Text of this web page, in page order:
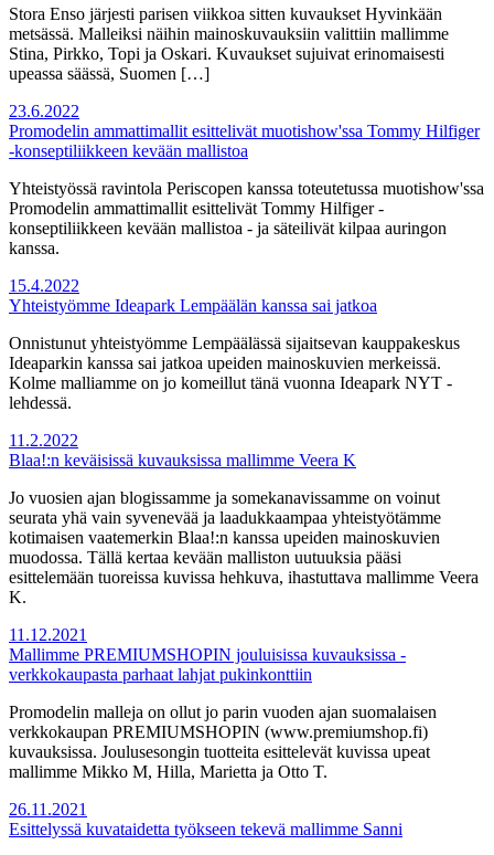
Stora Enso järjesti parisen viikkoa sitten kuvaukset Hyvinkään
metsässä. Malleiksi näihin mainoskuvauksiin valittiin mallimme
Stina, Pirkko, Topi ja Oskari. Kuvaukset sujuivat erinomaisesti
upeassa säässä, Suomen […]
23.6.2022
Promodelin ammattimallit esittelivät muotishow'ssa Tommy Hilfiger
-konseptiliikkeen kevään mallistoa
Yhteistyössä ravintola Periscopen kanssa toteutetussa muotishow'ssa
Promodelin ammattimallit esittelivät Tommy Hilfiger -
konseptiliikkeen kevään mallistoa - ja säteilivät kilpaa auringon
kanssa.
15.4.2022
Yhteistyömme Ideapark Lempäälän kanssa sai jatkoa
Onnistunut yhteistyömme Lempäälässä sijaitsevan kauppakeskus
Ideaparkin kanssa sai jatkoa upeiden mainoskuvien merkeissä.
Kolme malliamme on jo komeillut tänä vuonna Ideapark NYT -
lehdessä.
11.2.2022
Blaa!:n keväisissä kuvauksissa mallimme Veera K
Jo vuosien ajan blogissamme ja somekanavissamme on voinut
seurata yhä vain syvenevää ja laadukkaampaa yhteistyötämme
kotimaisen vaatemerkin Blaa!:n kanssa upeiden mainoskuvien
muodossa. Tällä kertaa kevään malliston uutuuksia pääsi
esittelemään tuoreissa kuvissa hehkuva, ihastuttava mallimme Veera
K.
11.12.2021
Mallimme PREMIUMSHOPIN jouluisissa kuvauksissa -
verkkokaupasta parhaat lahjat pukinkonttiin
Promodelin malleja on ollut jo parin vuoden ajan suomalaisen
verkkokaupan PREMIUMSHOPIN (www.premiumshop.fi)
kuvauksissa. Joulusesongin tuotteita esittelevät kuvissa upeat
mallimme Mikko M, Hilla, Marietta ja Otto T.
26.11.2021
Esittelyssä kuvataidetta työkseen tekevä mallimme Sanni